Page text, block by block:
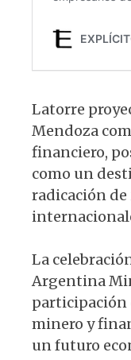
Latorre
Mendoza
financiero,
como un
radicación
La
Argentina
participación
minero y
un futuro